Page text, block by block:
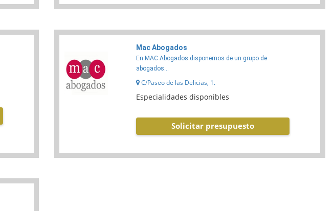
Mac Abogados
En MAC Abogados disponemos de un grupo de
abogados...
C/Paseo de las Delicias, 1.
Especialidades disponibles
Solicitar presupuesto